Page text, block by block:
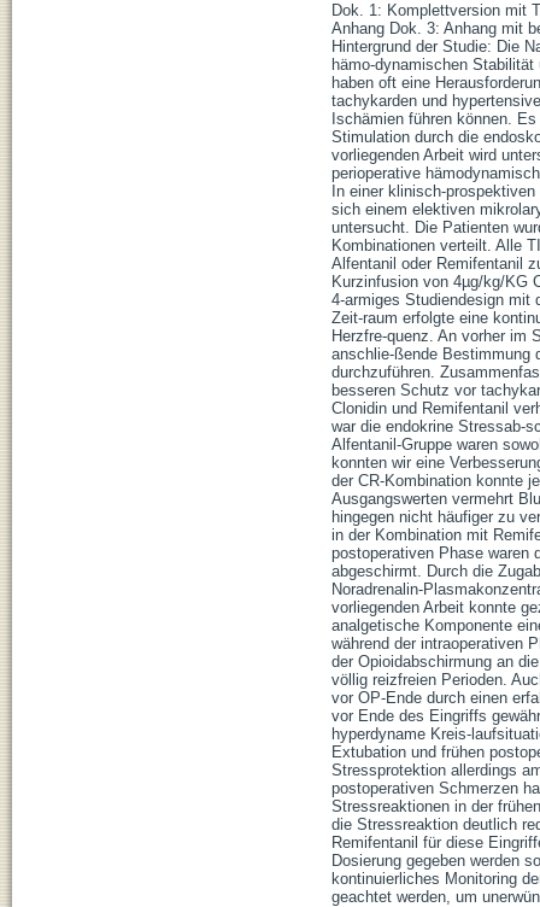
Dok. 1: Komplettversion mit
Anhang Dok. 3: Anhang mit
Hintergrund der Studie: Die
hämo-dynamischen
haben oft eine
tachykarden und
Ischämien führen können.
Stimulation durch die
vorliegenden Arbeit wird
perioperative
In einer klinisch-
sich einem elektiven
untersucht. Die Patienten
Kombinationen verteilt. Alle
Alfentanil oder Remifentanil
Kurzinfusion von 4µg/kg/KG
4-armiges Studiendesign mit
Zeit-raum erfolgte eine
Herzfre-quenz. An vorher im
anschlie-ßende Bestimmung
durchzuführen.
besseren Schutz vor
Clonidin und Remifentanil
war die endokrine Stressab-
Alfentanil-Gruppe waren
konnten wir eine
der CR-Kombination konnte
Ausgangswerten vermehrt
hingegen nicht häufiger zu
in der Kombination mit
postoperativen Phase waren
abgeschirmt. Durch die
Noradrenalin-
vorliegenden Arbeit konnte
analgetische Komponente
während der intraoperativen
der Opioidabschirmung an
völlig reizfreien Perioden.
vor OP-Ende durch einen
vor Ende des Eingriffs
hyperdyname Kreis-
Extubation und frühen
Stressprotektion allerdings
postoperativen Schmerzen
Stressreaktionen in der
die Stressreaktion deutlich
Remifentanil für diese
Dosierung gegeben werden
kontinuierliches Monitoring
geachtet werden, um